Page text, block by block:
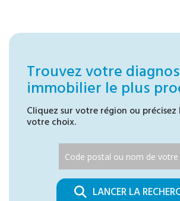
Trouvez votre
immobilier le plus
Cliquez sur votre région ou précisez
votre choix.
LANCER LA